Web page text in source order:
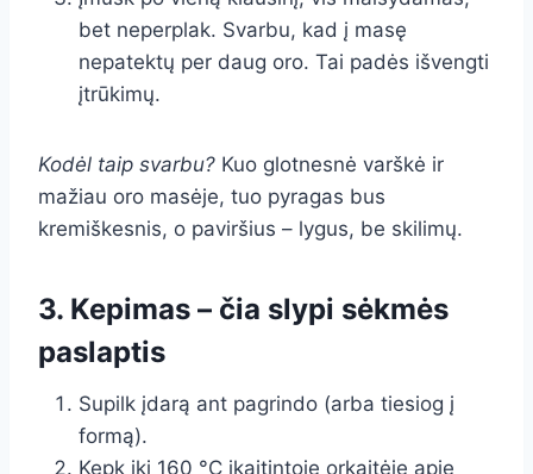
bet neperplak. Svarbu, kad į masę
nepatektų per daug oro. Tai padės išvengti
įtrūkimų.
Kodėl taip svarbu? Kuo glotnesnė varškė ir
mažiau oro masėje, tuo pyragas bus
kremiškesnis, o paviršius – lygus, be skilimų.
3. Kepimas – čia slypi sėkmės
paslaptis
Supilk įdarą ant pagrindo (arba tiesiog į
formą).
Kepk iki 160 °C įkaitintoje orkaitėje apie